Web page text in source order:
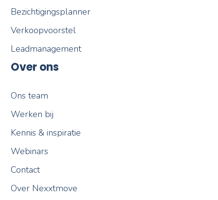
Bezichtigingsplanner
Verkoopvoorstel
Leadmanagement
Over ons
Ons team
Werken bij
Kennis & inspiratie
Webinars
Contact
Over Nexxtmove